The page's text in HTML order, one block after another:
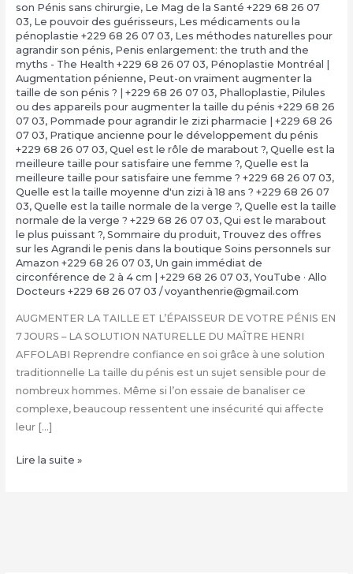
son Pénis sans chirurgie, Le Mag de la Santé +229 68 26 07
03, Le pouvoir des guérisseurs, Les médicaments ou la
pénoplastie +229 68 26 07 03, Les méthodes naturelles pour
agrandir son pénis, Penis enlargement: the truth and the
myths - The Health +229 68 26 07 03, Pénoplastie Montréal |
Augmentation pénienne, Peut-on vraiment augmenter la
taille de son pénis ? | +229 68 26 07 03, Phalloplastie, Pilules
ou des appareils pour augmenter la taille du pénis +229 68 26
07 03, Pommade pour agrandir le zizi pharmacie | +229 68 26
07 03, Pratique ancienne pour le développement du pénis
+229 68 26 07 03, Quel est le rôle de marabout ?, Quelle est la
meilleure taille pour satisfaire une femme ?, Quelle est la
meilleure taille pour satisfaire une femme ? +229 68 26 07 03,
Quelle est la taille moyenne d'un zizi à 18 ans ? +229 68 26 07
03, Quelle est la taille normale de la verge ?, Quelle est la taille
normale de la verge ? +229 68 26 07 03, Qui est le marabout
le plus puissant ?, Sommaire du produit, Trouvez des offres
sur les Agrandi le penis dans la boutique Soins personnels sur
Amazon +229 68 26 07 03, Un gain immédiat de
circonférence de 2 à 4 cm | +229 68 26 07 03, YouTube · Allo
Docteurs +229 68 26 07 03 /voyanthenrie@gmail.com
AUGMENTER LA TAILLE ET L’ÉPAISSEUR DE VOTRE PÉNIS EN
7 JOURS – LA SOLUTION NATURELLE DU MAÎTRE HENRI
AFFOLABI Reprendre confiance en soi grâce à une solution
traditionnelle La taille du pénis est un sujet sensible pour de
nombreux hommes. Même si l’on essaie de banaliser ce
complexe, beaucoup ressentent une insécurité qui affecte
leur […]
COMMENT
Lire la suite »